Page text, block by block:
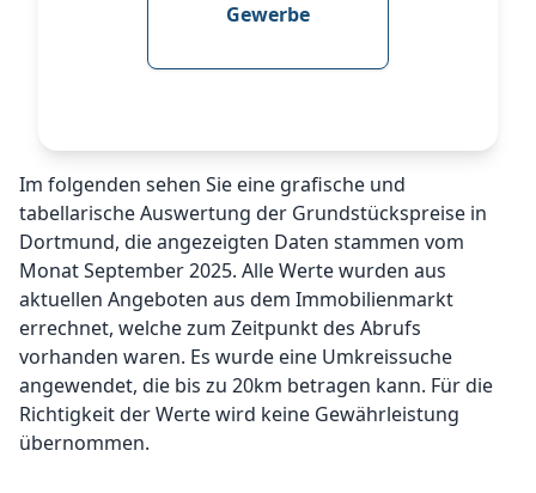
Gewerbe
Im folgenden sehen Sie eine grafische und
tabellarische Auswertung der Grundstückspreise in
Dortmund, die angezeigten Daten stammen vom
Monat September 2025. Alle Werte wurden aus
aktuellen Angeboten aus dem Immobilienmarkt
errechnet, welche zum Zeitpunkt des Abrufs
vorhanden waren. Es wurde eine Umkreissuche
angewendet, die bis zu 20km betragen kann. Für die
Richtigkeit der Werte wird keine Gewährleistung
übernommen.